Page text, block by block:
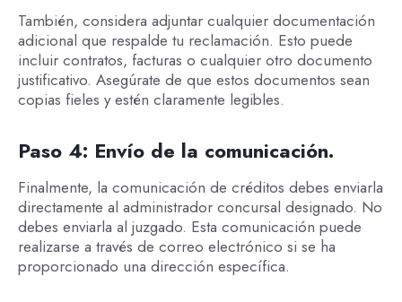
También, considera adjuntar cualquier documentación
adicional que respalde tu reclamación. Esto puede
incluir contratos, facturas o cualquier otro documento
justificativo. Asegúrate de que estos documentos sean
copias fieles y estén claramente legibles.
Paso 4: Envío de la comunicación.
Finalmente, la comunicación de créditos debes enviarla
directamente al administrador concursal designado. No
debes enviarla al juzgado. Esta comunicación puede
realizarse a través de correo electrónico si se ha
proporcionado una dirección específica.